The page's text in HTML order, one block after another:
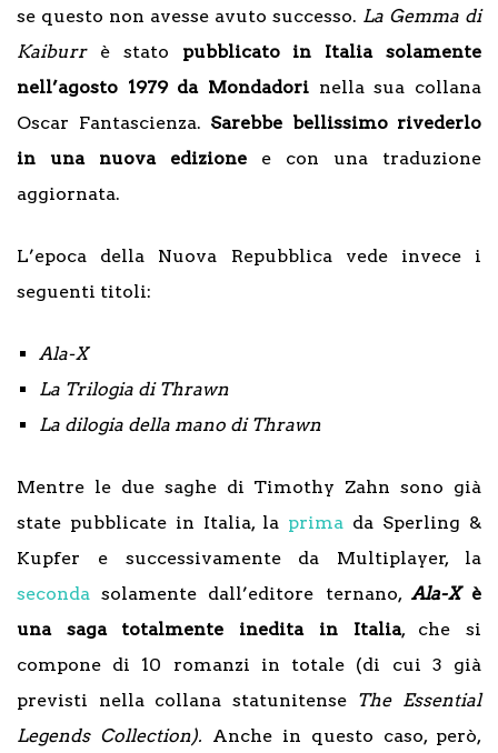
se questo non avesse avuto successo. La Gemma di
Kaiburrè stato pubblicato in Italia solamente
nell’agosto 1979 da Mondadori nella sua collana
Oscar Fantascienza. Sarebbe bellissimo rivederlo
in una nuova edizione e con una traduzione
aggiornata.
L’epoca della Nuova Repubblica vede invece i
seguenti titoli:
Ala-X
La Trilogia di Thrawn
La dilogia della mano di Thrawn
Mentre le due saghe di Timothy Zahn sono già
state pubblicate in Italia, la prima da Sperling &
Kupfer e successivamente da Multiplayer, la
seconda solamente dall’editore ternano, Ala-Xè
una saga totalmente inedita in Italia, che si
compone di 10 romanzi in totale (di cui 3 già
previsti nella collana statunitense The Essential
Legends Collection). Anche in questo caso, però,